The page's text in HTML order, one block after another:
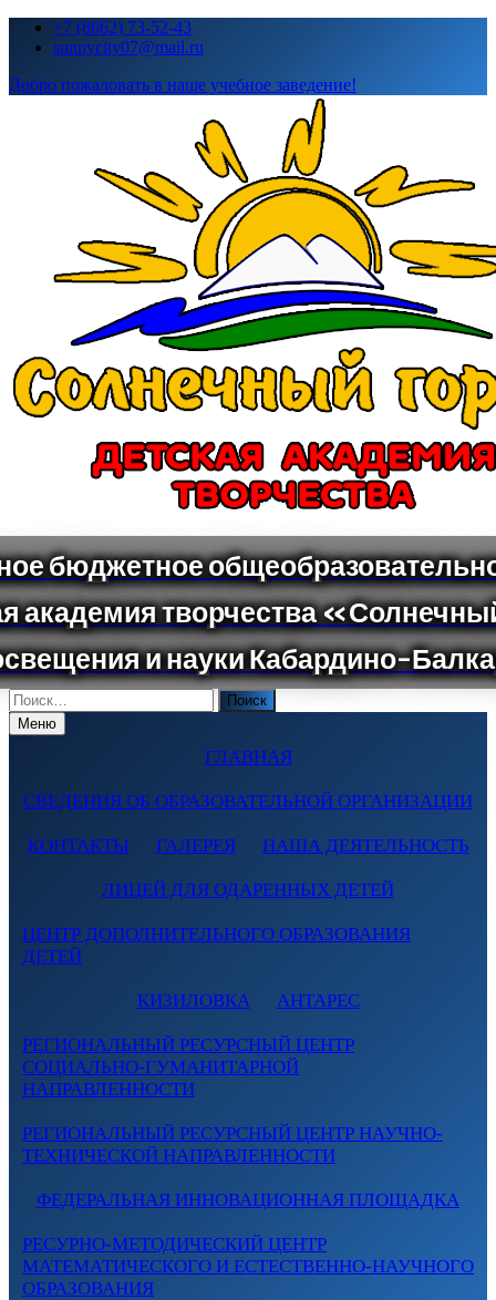
Перейти+7 (8662) 73-52-43
sunnycity07@mail.ru
Добро пожаловать в наше учебное заведение!
Поиск
по:Меню
ГЛАВНАЯ
СВЕДЕНИЯ ОБ ОБРАЗОВАТЕЛЬНОЙ ОРГАНИЗАЦИИ
КОНТАКТЫ ГАЛЕРЕЯ НАША ДЕЯТЕЛЬНОСТЬ
ЛИЦЕЙ ДЛЯ ОДАРЕННЫХ ДЕТЕЙ
ЦЕНТР ДОПОЛНИТЕЛЬНОГО ОБРАЗОВАНИЯ
ДЕТЕЙ
КИЗИЛОВКА АНТАРЕС
РЕГИОНАЛЬНЫЙ РЕСУРСНЫЙ ЦЕНТР
СОЦИАЛЬНО-ГУМАНИТАРНОЙ
НАПРАВЛЕННОСТИ
РЕГИОНАЛЬНЫЙ РЕСУРСНЫЙ ЦЕНТР НАУЧНО-
ТЕХНИЧЕСКОЙ НАПРАВЛЕННОСТИ
ФЕДЕРАЛЬНАЯ ИННОВАЦИОННАЯ ПЛОЩАДКА
РЕСУРНО-МЕТОДИЧЕСКИЙ ЦЕНТР
МАТЕМАТИЧЕСКОГО И ЕСТЕСТВЕННО-НАУЧНОГО
ОБРАЗОВАНИЯ